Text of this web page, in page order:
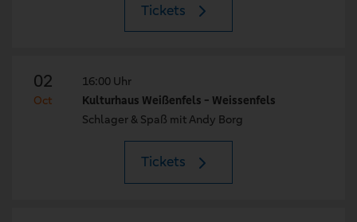
Tickets
02
Oct
16:00 Uhr
Kulturhaus Weißenfels - Weissenfels
Schlager & Spaß mit Andy Borg
Tickets